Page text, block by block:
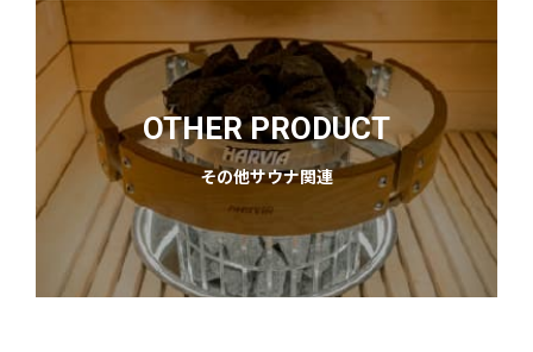
OTHER PRODUCT
その他サウナ関連